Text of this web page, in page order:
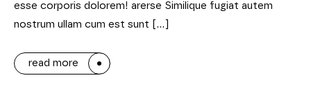
esse corporis dolorem! arerse Similique fugiat autem
nostrum ullam cum est sunt […]
read more